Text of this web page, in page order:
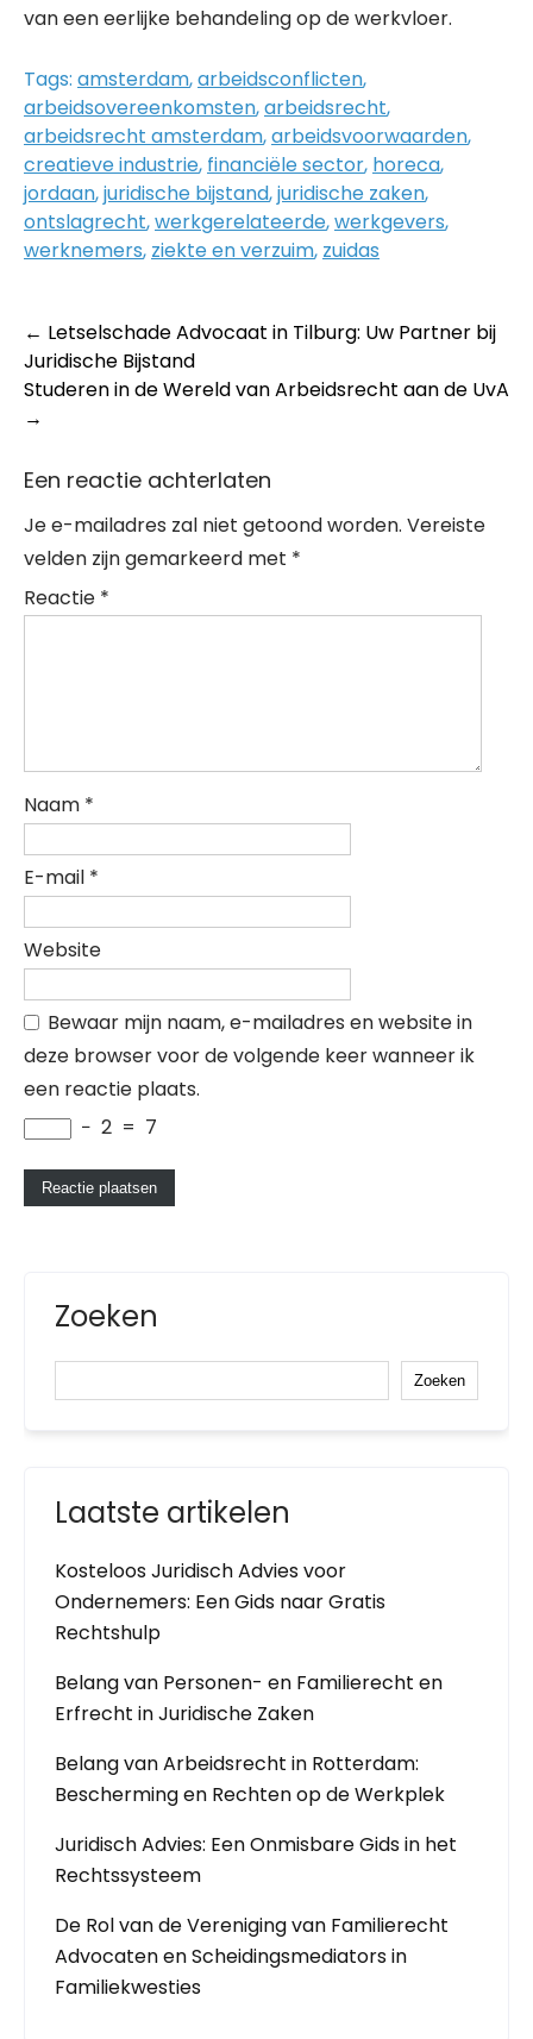
van een eerlijke behandeling op de werkvloer.
Tags: amsterdam,arbeidsconflicten,
arbeidsovereenkomsten,arbeidsrecht,
arbeidsrecht amsterdam,arbeidsvoorwaarden,
creatieve industrie, financiële sector, horeca,
jordaan,juridische bijstand,juridische zaken,
ontslagrecht,werkgerelateerde,werkgevers,
werknemers, ziekte en verzuim, zuidas
Post
navigation
← Letselschade Advocaat in Tilburg: Uw Partner bij
Juridische Bijstand
Studeren in de Wereld van Arbeidsrecht aan de UvA
→
Een reactie achterlaten
Je e-mailadres zal niet getoond worden. Vereiste
velden zijn gemarkeerd met *
Reactie *
Naam *
E-mail *
Website
Bewaar mijn naam, e-mailadres en website in
deze browser voor de volgende keer wanneer ik
een reactie plaats.
− 2 = 7
Zoeken
Zoeken
Laatste artikelen
Kosteloos Juridisch Advies voor
Ondernemers: Een Gids naar Gratis
Rechtshulp
Belang van Personen- en Familierecht en
Erfrecht in Juridische Zaken
Belang van Arbeidsrecht in Rotterdam:
Bescherming en Rechten op de Werkplek
Juridisch Advies: Een Onmisbare Gids in het
Rechtssysteem
De Rol van de Vereniging van Familierecht
Advocaten en Scheidingsmediators in
Familiekwesties